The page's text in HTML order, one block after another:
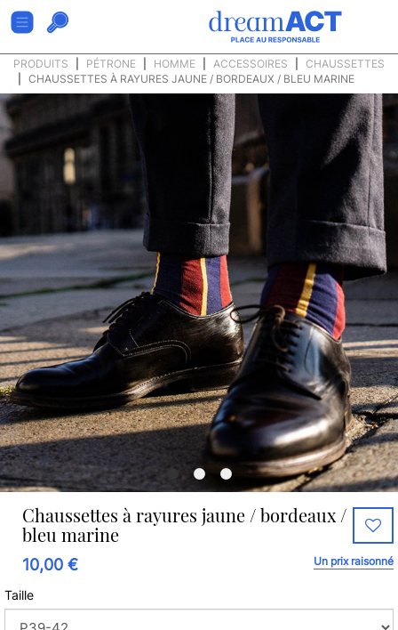
PRODUITS PÉTRONE HOMME ACCESSOIRES
CHAUSSETTES
CHAUSSETTES À RAYURES JAUNE / BORDEAUX / BLEU MARINE
Chaussettes à rayures jaune / bordeaux /
bleu marine
10,00 € Un prix raisonné
Taille